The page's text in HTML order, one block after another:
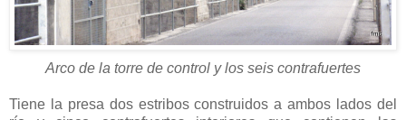
Arco de la torre de control y los seis contrafuertes
Tiene la presa dos estribos construidos a ambos lados del